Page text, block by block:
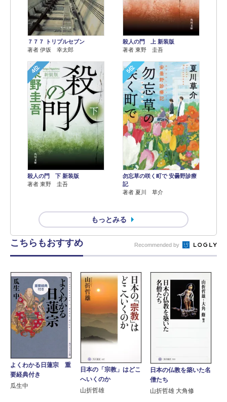
７７７ トリプルセブン
著者 伊坂 幸太郎
殺人の門 上 新装版
著者 東野 圭吾
4位
殺人の門 下 新装版
著者 東野 圭吾
5位
勿忘草の咲く町で 安曇野診療
記
著者 夏川 草介
もっとみる
こちらもおすすめ Recommended by
よくわかる日蓮宗 重
要経典付き
瓜生中
日本の「宗教」はどこ
へいくのか
山折哲雄
日本の仏教を築いた名
僧たち
山折哲雄 大角修